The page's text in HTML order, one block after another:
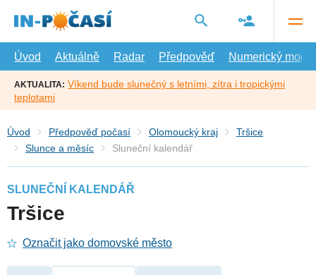
hlavní
Úvod
Aktuálně Radar Předpověď Numerický model
AKTUALITA: Víkend bude slunečný s letními, zítra i tropickými
teplotami
Úvod Předpověď počasí Olomoucký kraj
Tršice
Slunce a měsíc
Sluneční kalendář
SLUNEČNÍ KALENDÁŘ
Tršice
Označit jako domovské město